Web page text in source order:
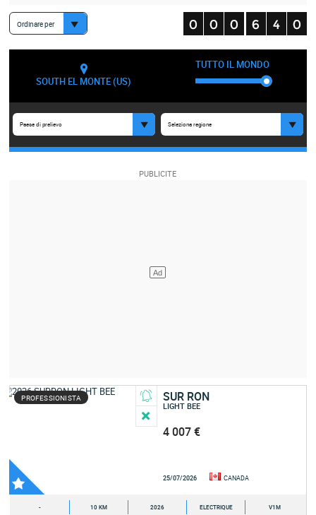
Ordinare per
SOUTH EL MONTE (US)
TUTTO IL MONDO
Paese di prelievo Seleziona regione
PROFESSIONISTA SUR RON
LIGHT BEE
4 007 €
25/07/2026 CANADA
- 10 KM 2026 ELECTRIQUE V1M